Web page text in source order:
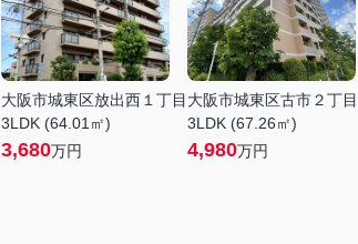
大阪市城東区放出西１丁目
3LDK (64.01㎡)
3,680万円
大阪市城東区古市２丁目
3LDK (67.26㎡)
4,980万円